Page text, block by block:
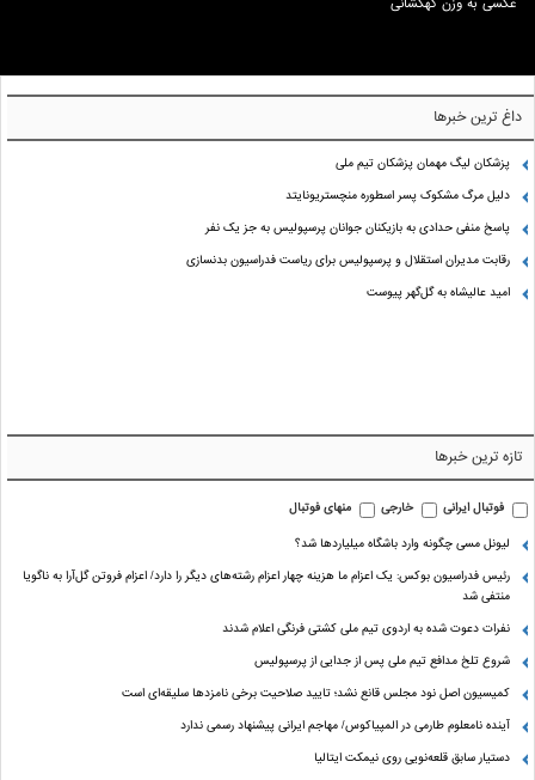
داغ ترین خبرها
پزشکان لیگ مهمان پزشکان تیم ملی
دلیل مرگ مشکوک پسر اسطوره منچستریونایتد
پاسخ منفی حدادی به بازیکنان جوانان پرسپولیس به جز یک نفر
رقابت مدیران استقلال و پرسپولیس برای ریاست فدراسیون بدنسازی
امید عالیشاه به گل‌گهر پیوست
تازه ترین خبرها
فوتبال ایرانی خارجی
منهای فوتبال
لیونل مسی چگونه وارد باشگاه میلیاردها شد؟
رئیس فدراسیون بوکس: یک اعزام ما هزینه چهار اعزام رشته‌های دیگر را دارد/ اعزام فروتن گل‌آرا به ناگویا
منتفی شد
نفرات دعوت شده به اردوی تیم ملی کشتی فرنگی اعلام شدند
شروع تلخ مدافع تیم ملی پس از جدایی از پرسپولیس
کمیسیون اصل نود مجلس قانع نشد؛ تایید صلاحیت برخی نامزدها سلیقه‌ای است
آینده نامعلوم طارمی در المپیاکوس/ مهاجم ایرانی پیشنهاد رسمی ندارد
دستیار سابق قلعه‌نویی روی نیمکت ایتالیا